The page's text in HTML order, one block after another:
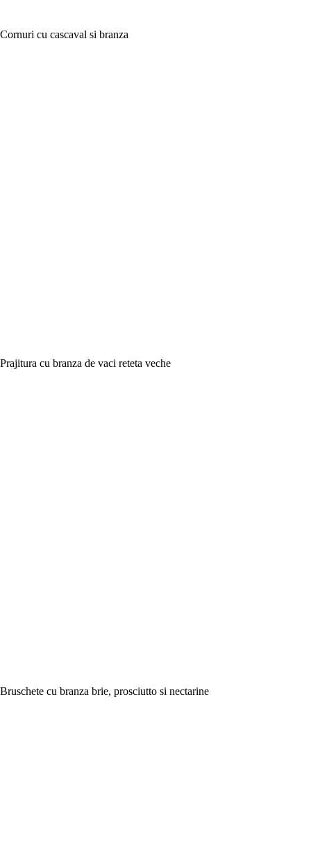
Cornuri cu cascaval si branza
Prajitura cu branza de vaci reteta veche
Bruschete cu branza brie, prosciutto si nectarine